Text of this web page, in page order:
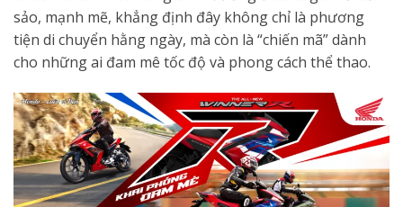
sảo, mạnh mẽ, khẳng định đây không chỉ là phương
tiện di chuyển hằng ngày, mà còn là “chiến mã” dành
cho những ai đam mê tốc độ và phong cách thể thao.